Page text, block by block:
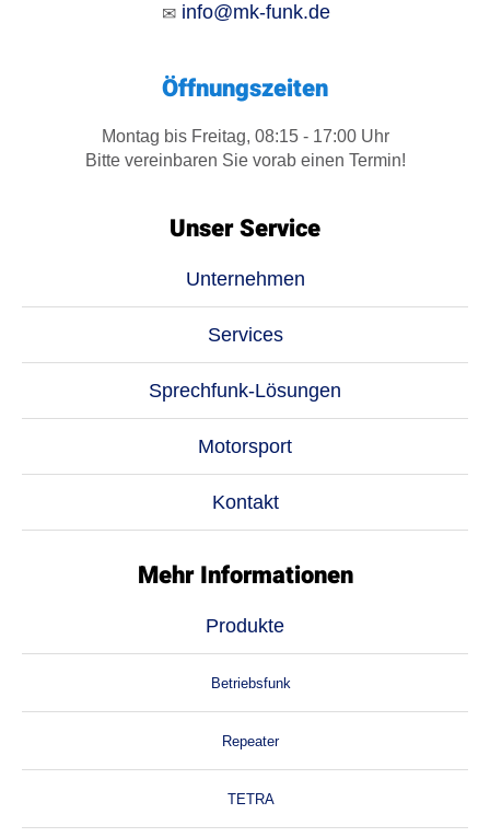
info@mk-funk.de
Öffnungszeiten
Montag bis Freitag, 08:15 - 17:00 Uhr
Bitte vereinbaren Sie vorab einen Termin!
Unser Service
Unternehmen
Services
Sprechfunk-Lösungen
Motorsport
Kontakt
Mehr Informationen
Produkte
Betriebsfunk
Repeater
TETRA